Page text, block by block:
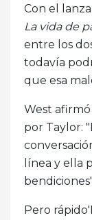
Con el
La vida de
entre los
todavía
que esa
West
por Taylor:
línea y ella
Pero